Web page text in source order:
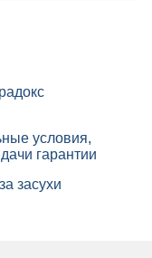
условия,
гарантии
засухи